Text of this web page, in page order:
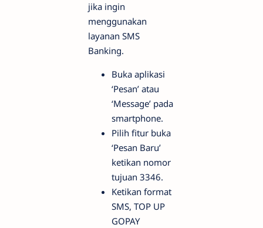
jika ingin
menggunakan
layanan SMS
Banking.
Buka aplikasi
‘Pesan’ atau
‘Message’ pada
smartphone.
Pilih fitur buka
‘Pesan Baru’
ketikan nomor
tujuan 3346.
Ketikan format
SMS, TOP UP
GOPAY